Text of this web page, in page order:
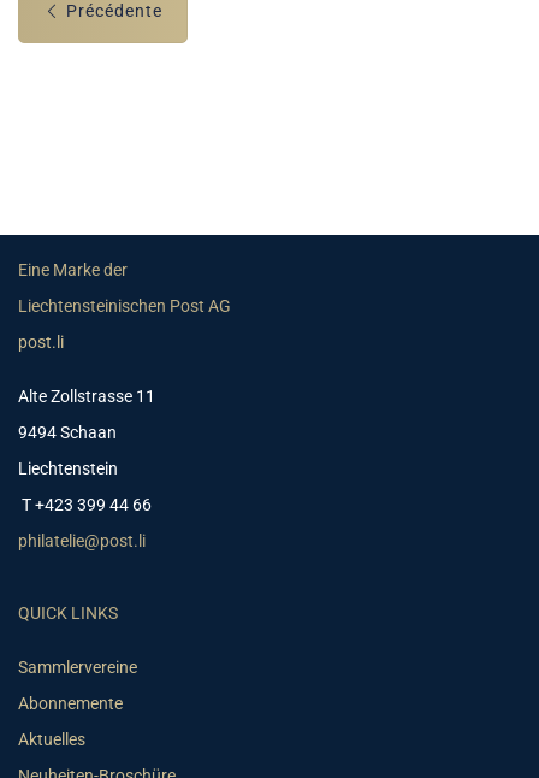
Précédente
Eine Marke der
Liechtensteinischen Post AG
post.li
Alte Zollstrasse 11
9494 Schaan
Liechtenstein
T +423 399 44 66
philatelie@post.li
QUICK LINKS
Sammlervereine
Abonnemente
Aktuelles